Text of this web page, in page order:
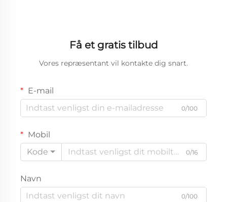
Få et gratis tilbud
Vores repræsentant vil kontakte dig snart.
E-mail
0/100
Mobil
Kode
0/16
Navn
0/100